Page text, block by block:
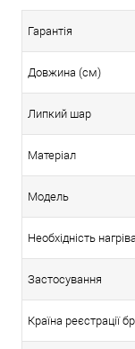
Гарантія
Довжина (см)
Липкий шар
Матеріал
Модель
Необхідність
Застосування
Країна реєстрації